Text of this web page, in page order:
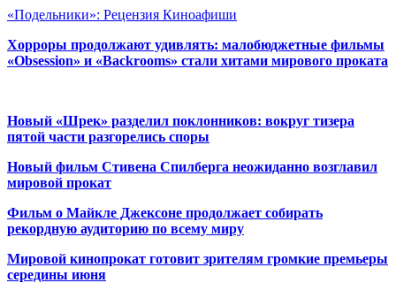
«Подельники»: Рецензия Киноафиши
Хорроры продолжают удивлять: малобюджетные фильмы
«Obsession» и «Backrooms» стали хитами мирового проката
Новый «Шрек» разделил поклонников: вокруг тизера
пятой части разгорелись споры
Новый фильм Стивена Спилберга неожиданно возглавил
мировой прокат
Фильм о Майкле Джексоне продолжает собирать
рекордную аудиторию по всему миру
Мировой кинопрокат готовит зрителям громкие премьеры
середины июня